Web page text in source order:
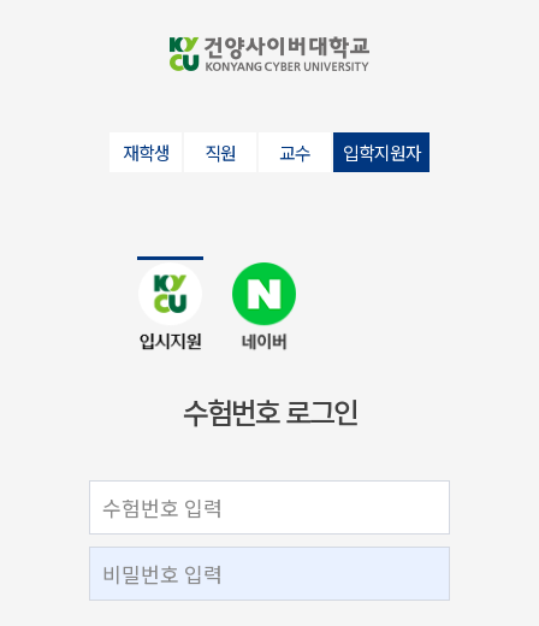
학생 여러분과 함께 만들어가겠습니다.
재학생
직원 교수 입학지원자
수험번호 로그인